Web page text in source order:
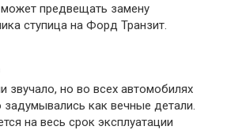
может предвещать замену
ступица на Форд Транзит.
звучало, но во всех автомобилях
задумывались как вечные детали.
на весь срок эксплуатации